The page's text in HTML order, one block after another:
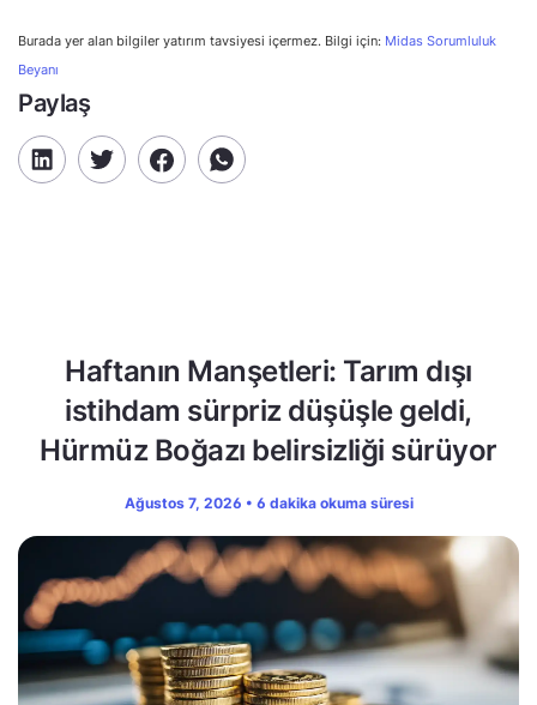
Burada yer alan bilgiler yatırım tavsiyesi içermez. Bilgi için: Midas Sorumluluk
Beyanı
Paylaş
Haftanın Manşetleri: Tarım dışı
istihdam sürpriz düşüşle geldi,
Hürmüz Boğazı belirsizliği sürüyor
Ağustos 7, 2026 • 6 dakika okuma süresi